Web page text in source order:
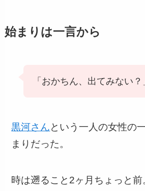
始まりは一言から
「おかちん、出てみない？
黒河さんという一人の女性の
まりだった。
時は遡ること2ヶ月ちょっと前